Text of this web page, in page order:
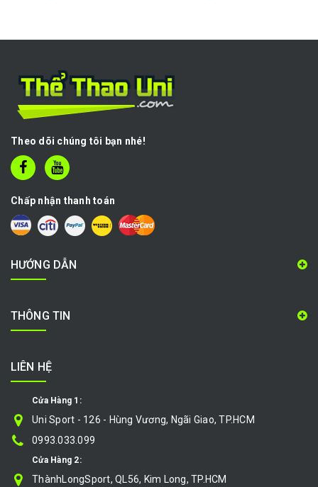
Theo dõi chúng tôi bạn nhé!
Chấp nhận thanh toán
HƯỚNG DẪN
THÔNG TIN
LIÊN HỆ
Cửa Hàng 1:
Uni Sport - 126 - Hùng Vương, Ngãi Giao, TP.HCM
0993.033.099
Cửa Hàng 2:
ThànhLongSport, QL56, Kim Long, TP.HCM